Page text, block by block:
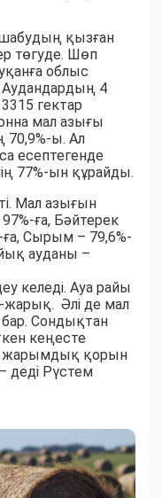
шабудың қызған
төгуде. Шөп
облыс
4
гектар
мал азығы
ы. Ал
есептегенде
77%-ын құрайды.
Мал азығын
ға, Бәйтерек
ға, Сырым – 79,6%-
ауданы –
келеді. Ауа райы
Әлі де мал
Сондықтан
кеңесте
жарымдық қорын
деді Рүстем